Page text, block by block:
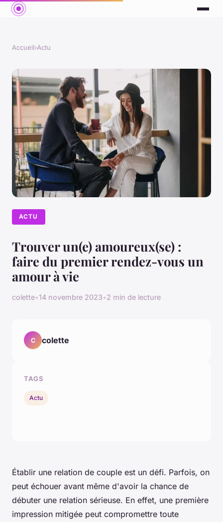
Accueil›Actu
ACTU
Trouver un(e) amoureux(se) :
faire du premier rendez-vous un
amour à vie
colette•14 novembre 2023•2 min de lecture
Établir une relation de couple est un défi. Parfois, on
peut échouer avant même d'avoir la chance de
débuter une relation sérieuse. En effet, une première
impression mitigée peut compromettre toute
C colette
TAGS
Actu